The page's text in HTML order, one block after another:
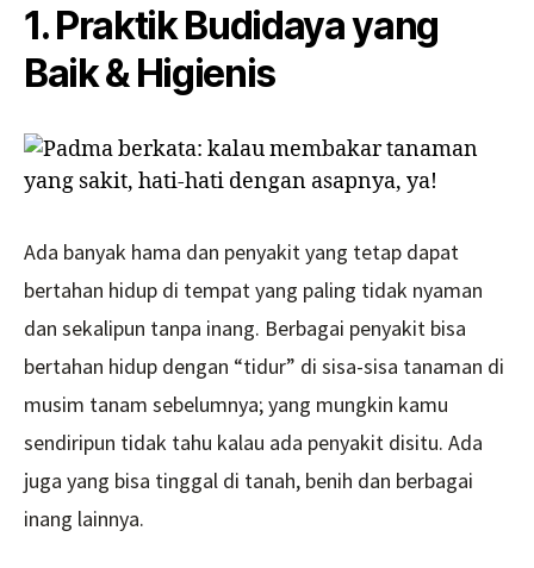
1. Praktik Budidaya yang
Baik & Higienis
Ada banyak hama dan penyakit yang tetap dapat
bertahan hidup di tempat yang paling tidak nyaman
dan sekalipun tanpa inang. Berbagai penyakit bisa
bertahan hidup dengan “tidur” di sisa-sisa tanaman di
musim tanam sebelumnya; yang mungkin kamu
sendiripun tidak tahu kalau ada penyakit disitu. Ada
juga yang bisa tinggal di tanah, benih dan berbagai
inang lainnya.